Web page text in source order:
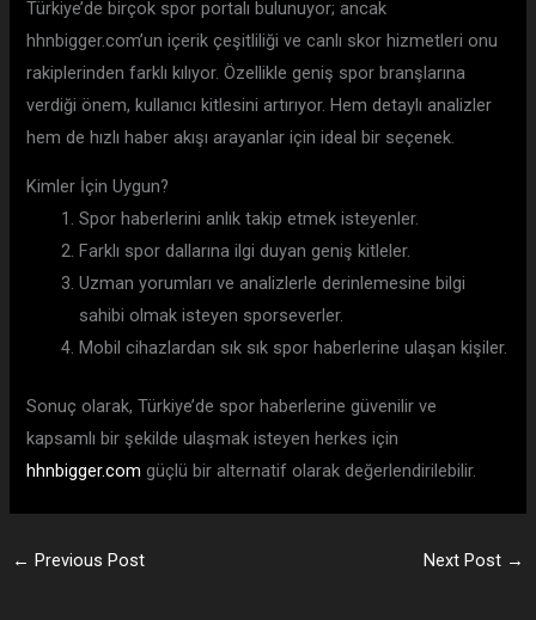
Türkiye’de birçok spor portalı bulunuyor; ancak
hhnbigger.com’un içerik çeşitliliği ve canlı skor hizmetleri onu
rakiplerinden farklı kılıyor. Özellikle geniş spor branşlarına
verdiği önem, kullanıcı kitlesini artırıyor. Hem detaylı analizler
hem de hızlı haber akışı arayanlar için ideal bir seçenek.
Kimler İçin Uygun?
Spor haberlerini anlık takip etmek isteyenler.
Farklı spor dallarına ilgi duyan geniş kitleler.
Uzman yorumları ve analizlerle derinlemesine bilgi
sahibi olmak isteyen sporseverler.
Mobil cihazlardan sık sık spor haberlerine ulaşan kişiler.
Sonuç olarak, Türkiye’de spor haberlerine güvenilir ve
kapsamlı bir şekilde ulaşmak isteyen herkes için
hhnbigger.com güçlü bir alternatif olarak değerlendirilebilir.
← Previous Post Next Post →